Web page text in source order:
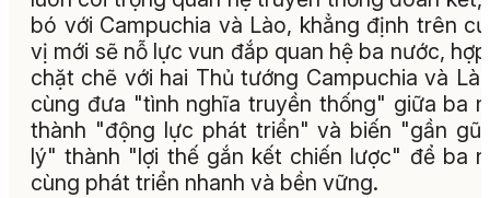
bó với Campuchia và Lào, khẳng định trên
vị mới sẽ nỗ lực vun đắp quan hệ ba nước,
chặt chẽ với hai Thủ tướng Campuchia và
cùng đưa "tình nghĩa truyền thống" giữa ba
thành "động lực phát triển" và biến "gần
lý" thành "lợi thế gắn kết chiến lược" để ba
cùng phát triển nhanh và bền vững.